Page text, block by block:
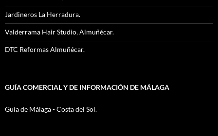
Jardineros La Herradura.
Valderrama Hair Studio, Almuñécar.
DTC Reformas Almuñécar.
GUÍA COMERCIAL Y DE INFORMACIÓN DE MÁLAGA
Guía de Málaga - Costa del Sol.